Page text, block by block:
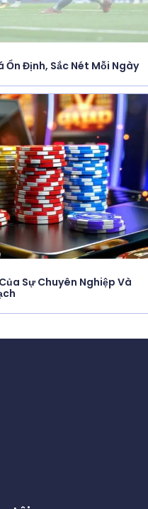
Ổn Định, Sắc Nét Mỗi Ngày
Sự Chuyên Nghiệp Và